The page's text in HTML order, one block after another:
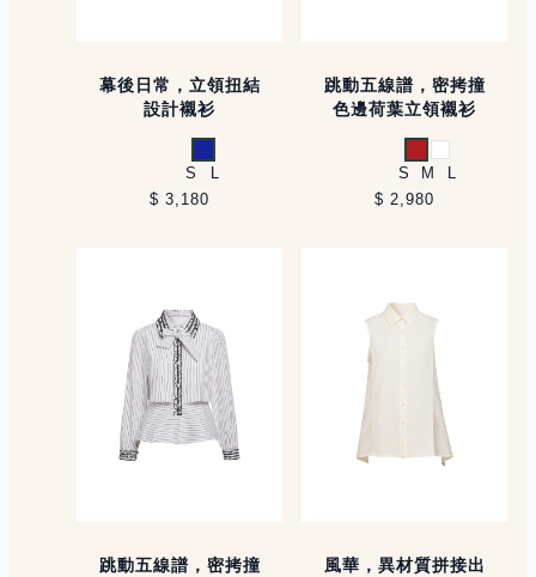
幕後日常，立領扭結
設計襯衫
藍
S
$ 3,180
跳動五線譜，密拷撞
色邊荷葉立領襯衫
紅 白
S M
$ 2,980
跳動五線譜，密拷撞
風華，異材質拼接出